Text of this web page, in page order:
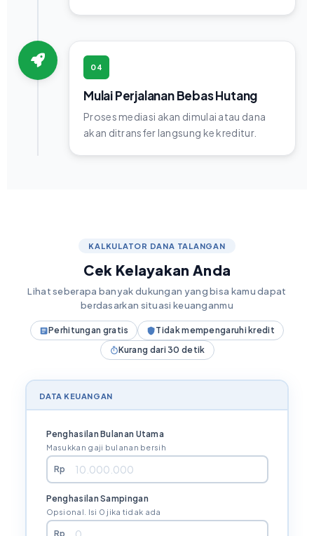
04
Mulai Perjalanan Bebas Hutang
Proses mediasi akan dimulai atau dana
akan ditransfer langsung ke kreditur.
KALKULATOR DANA TALANGAN
Cek Kelayakan Anda
Lihat seberapa banyak dukungan yang bisa kamu dapat
berdasarkan situasi keuanganmu
Perhitungan gratis
Tidak mempengaruhi kredit
Kurang dari 30 detik
DATA KEUANGAN
Penghasilan Bulanan Utama
Masukkan gaji bulanan bersih
Rp
Penghasilan Sampingan
Opsional. Isi 0 jika tidak ada
Rp